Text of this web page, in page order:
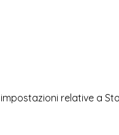
relative a